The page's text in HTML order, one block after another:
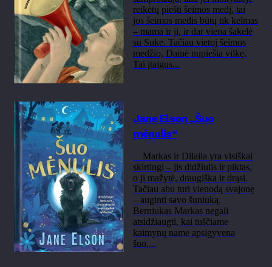
reikėtų piešti šeimos medį, tai
jos šeimos medis būtų tik kelmas
– mama ir ji, ir dar viena šakelė
su Suke. Tačiau vietoj šeimos
medžio, Dainė nupiešia vilkę.
Tai įtaigus...
Jane Elson „Šuo
mėnulis“
Markas ir Dilaila yra visiškai
skirtingi – jis didžiulis ir piktas,
o ji mažytė, draugiška ir drąsi.
Tačiau abu turi vienodą svajonę
– auginti savo šuniuką.
Berniukas Markas negali
atsidžiaugti, kai tuščiame
kaimynų name apsigyvena
šuo,...